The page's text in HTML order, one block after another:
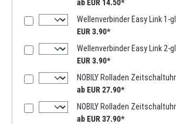
ab EUR 14.50*
EUR 3.90*
EUR 3.90*
NOBILY Rolladen
ab EUR 27.90*
ab EUR 37.90*